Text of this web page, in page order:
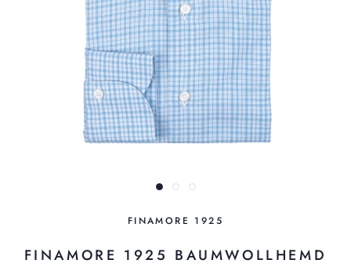
FINAMORE 1925
FINAMORE 1925 BAUMWOLLHEMD